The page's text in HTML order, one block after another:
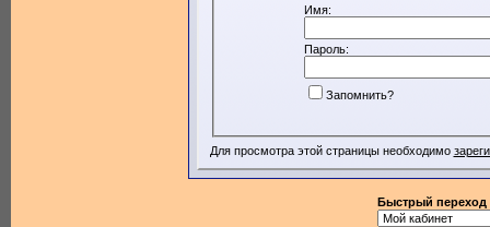
Имя:
Пароль:
Запомнить?
Для просмотра этой страницы необходимо
Быстрый переход